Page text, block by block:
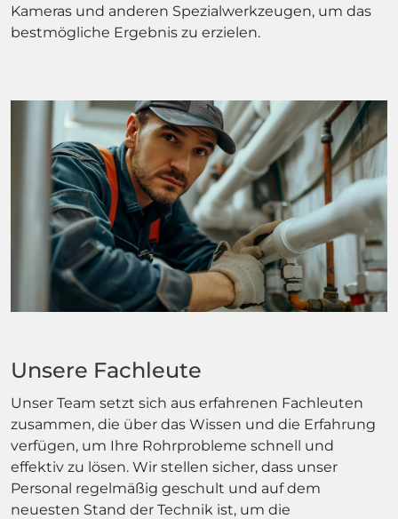
Kameras und anderen Spezialwerkzeugen, um das
bestmögliche Ergebnis zu erzielen.
Unsere Fachleute
Unser Team setzt sich aus erfahrenen Fachleuten
zusammen, die über das Wissen und die Erfahrung
verfügen, um Ihre Rohrprobleme schnell und
effektiv zu lösen. Wir stellen sicher, dass unser
Personal regelmäßig geschult und auf dem
neuesten Stand der Technik ist, um die